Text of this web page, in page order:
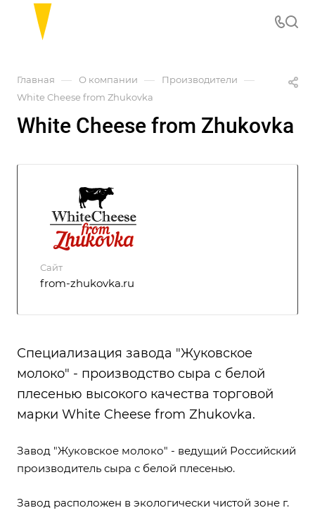
Главная — О компании — Производители —
White Cheese from Zhukovka
White Cheese from Zhukovka
Сайт
from-zhukovka.ru
Специализация завода "Жуковское
молоко" - производство сыра с белой
плесенью высокого качества торговой
марки White Cheese from Zhukovka.
Завод "Жуковское молоко" - ведущий Российский
производитель сыра с белой плесенью.
Завод расположен в экологически чистой зоне г.